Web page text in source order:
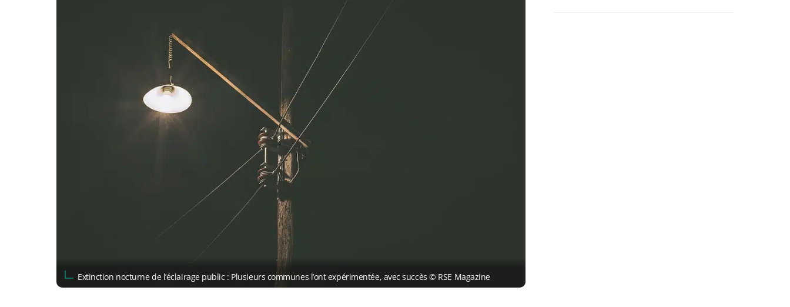
Extinction nocturne de l’éclairage public : Plusieurs communes l’ont expérimentée, avec succès © RSE Magazine